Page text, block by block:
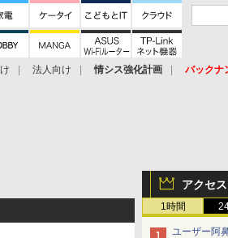
法人向け 情シス強化計画
バックナ
アクセ
1時間
ユーザー阿